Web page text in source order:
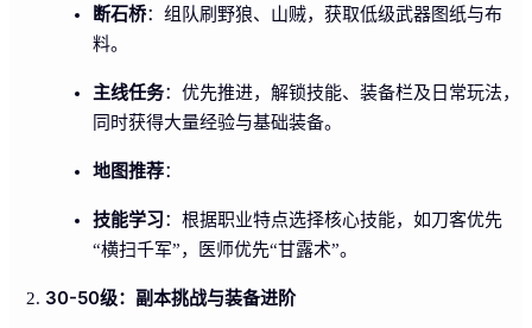
断石桥：组队刷野狼、山贼，获取低级武器图纸与布
料。
主线任务：优先推进，解锁技能、装备栏及日常玩法，
同时获得大量经验与基础装备。
地图推荐：
技能学习：根据职业特点选择核心技能，如刀客优先
“横扫千军”，医师优先“甘露术”。
30-50级：副本挑战与装备进阶